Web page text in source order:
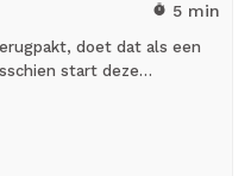
timer 5 min
doet dat als een
start deze…